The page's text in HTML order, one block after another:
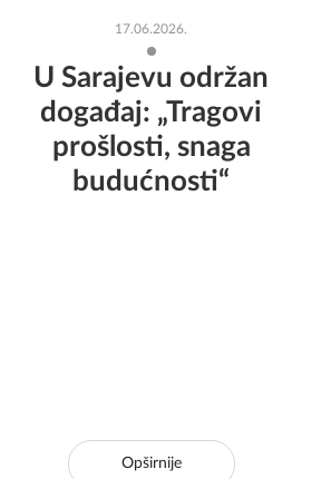
17.06.2026.
U Sarajevu održan
događaj: „Tragovi
prošlosti, snaga
budućnosti“
Opširnije